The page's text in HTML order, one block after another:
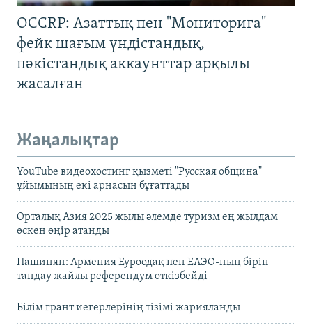
OCCRP: Азаттық пен "Мониториға"
фейк шағым үндістандық,
пәкістандық аккаунттар арқылы
жасалған
Жаңалықтар
YouTube видеохостинг қызметі "Русская община"
ұйымының екі арнасын бұғаттады
Орталық Азия 2025 жылы әлемде туризм ең жылдам
өскен өңір атанды
Пашинян: Армения Еуроодақ пен ЕАЭО-ның бірін
таңдау жайлы референдум өткізбейді
Білім грант иегерлерінің тізімі жарияланды